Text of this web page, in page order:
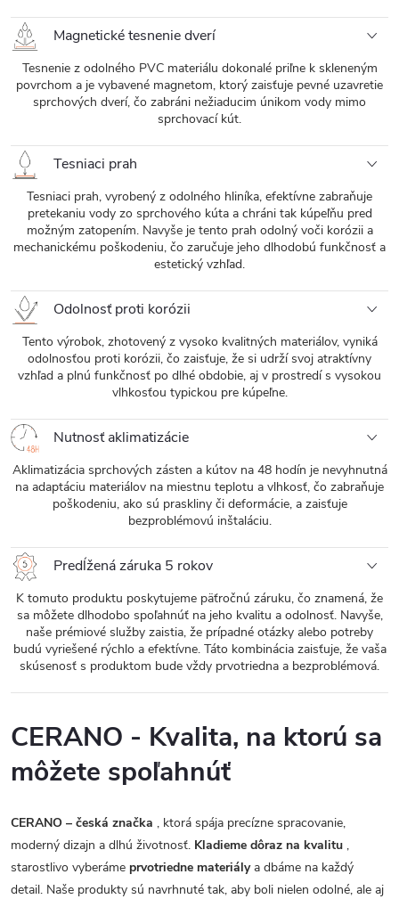
Magnetické tesnenie dverí
Tesnenie z odolného PVC materiálu dokonalé priľne k skleneným
povrchom a je vybavené magnetom, ktorý zaisťuje pevné uzavretie
sprchových dverí, čo zabráni nežiaducim únikom vody mimo
sprchovací kút.
Tesniaci prah
Tesniaci prah, vyrobený z odolného hliníka, efektívne zabraňuje
pretekaniu vody zo sprchového kúta a chráni tak kúpeľňu pred
možným zatopením. Navyše je tento prah odolný voči korózii a
mechanickému poškodeniu, čo zaručuje jeho dlhodobú funkčnosť a
estetický vzhľad.
Odolnosť proti korózii
Tento výrobok, zhotovený z vysoko kvalitných materiálov, vyniká
odolnosťou proti korózii, čo zaisťuje, že si udrží svoj atraktívny
vzhľad a plnú funkčnosť po dlhé obdobie, aj v prostredí s vysokou
vlhkosťou typickou pre kúpeľne.
Nutnosť aklimatizácie
Aklimatizácia sprchových zásten a kútov na 48 hodín je nevyhnutná
na adaptáciu materiálov na miestnu teplotu a vlhkosť, čo zabraňuje
poškodeniu, ako sú praskliny či deformácie, a zaisťuje
bezproblémovú inštaláciu.
Predĺžená záruka 5 rokov
K tomuto produktu poskytujeme päťročnú záruku, čo znamená, že
sa môžete dlhodobo spoľahnúť na jeho kvalitu a odolnosť. Navyše,
naše prémiové služby zaistia, že prípadné otázky alebo potreby
budú vyriešené rýchlo a efektívne. Táto kombinácia zaisťuje, že vaša
skúsenosť s produktom bude vždy prvotriedna a bezproblémová.
CERANO - Kvalita, na ktorú sa
môžete spoľahnúť
CERANO – česká značka , ktorá spája precízne spracovanie,
moderný dizajn a dlhú životnosť. Kladieme dôraz na kvalitu ,
starostlivo vyberáme prvotriedne materiálya dbáme na každý
detail. Naše produkty sú navrhnuté tak, aby boli nielen odolné, ale aj